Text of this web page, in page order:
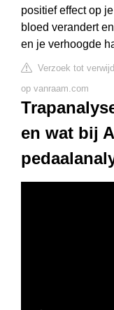
positief effect op
bloed verandert
en je verhoogde
Verzoek tot
op vanraam.com
en wat bij